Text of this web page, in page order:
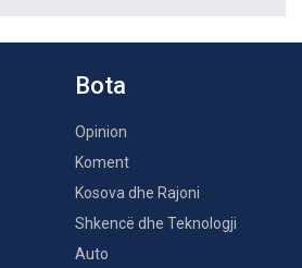
Bota
Opinion
Koment
Kosova dhe Rajoni
Shkencë dhe Teknologji
Auto